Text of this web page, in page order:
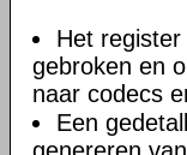
Het
gebroken en
naar codecs
Een